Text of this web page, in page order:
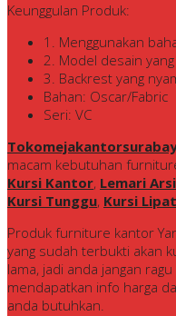
Keunggulan Produk:
1. Menggunakan
2. Model desain
3. Backrest yang
Bahan: Oscar/Fabric
Seri: VC
macam kebutuhan
Kursi Kantor, Lemari
Kursi Tunggu, Kursi Lipat
Produk furniture kantor
yang sudah terbukti akan
lama, jadi anda jangan
mendapatkan info harga
anda butuhkan.